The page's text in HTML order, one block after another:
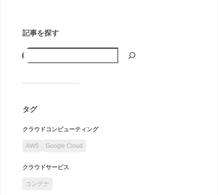
記事を探す
タグ
クラウドコンピューティング
AWS Google Cloud
クラウドサービス
コンテナ